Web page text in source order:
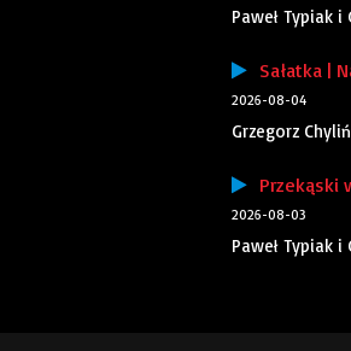
Paweł Typiak
Sałatka |
2026-08-04
Grzegorz
Przekąski
2026-08-03
Paweł Typiak